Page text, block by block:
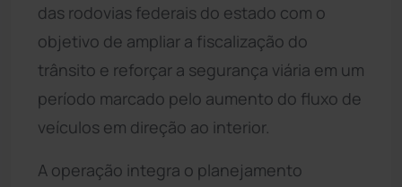
das rodovias federais do estado com o
objetivo de ampliar a fiscalização do
trânsito e reforçar a segurança viária em um
período marcado pelo aumento do fluxo de
veículos em direção ao interior.
A operação integra o planejamento